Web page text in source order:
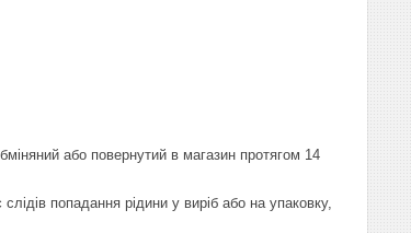
або повернутий в магазин протягом 14
попадання рідини у виріб або на упаковку,